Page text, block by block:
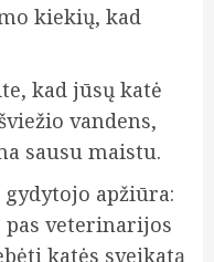
kiekių, kad
kad jūsų katė
vandens,
sausu maistu.
apžiūra:
veterinarijos
katės sveikatą